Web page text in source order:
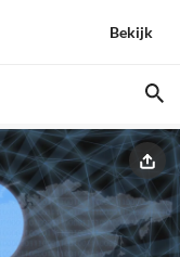
Bekijk